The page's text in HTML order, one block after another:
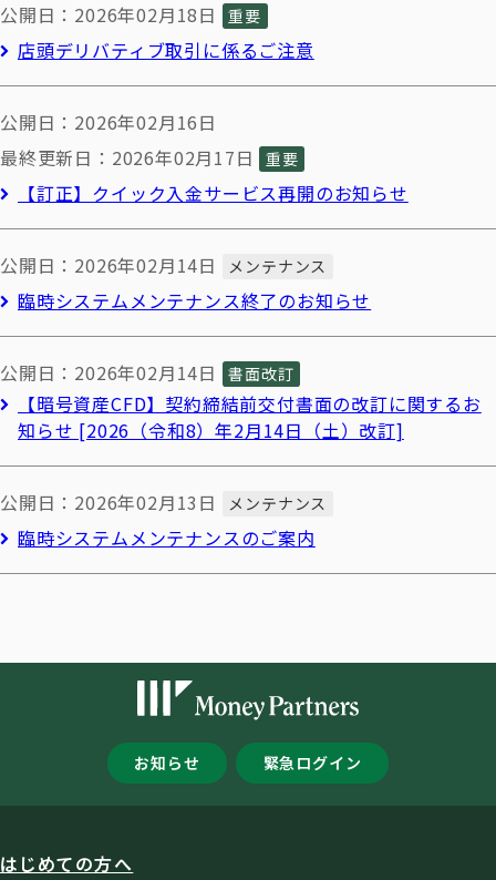
公開日：2026年02月18日 重要
店頭デリバティブ取引に係るご注意
公開日：2026年02月16日
最終更新日：2026年02月17日
重要
【訂正】クイック入金サービス再開のお知らせ
公開日：2026年02月14日 メンテナンス
臨時システムメンテナンス終了のお知らせ
公開日：2026年02月14日 書面改訂
【暗号資産CFD】契約締結前交付書面の改訂に関するお
知らせ [2026（令和8）年2月14日（土）改訂]
公開日：2026年02月13日 メンテナンス
臨時システムメンテナンスのご案内
お知らせ 緊急ログイン
はじめての方へ